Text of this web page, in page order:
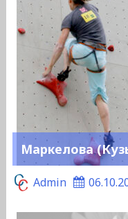
Маркелова
Admin